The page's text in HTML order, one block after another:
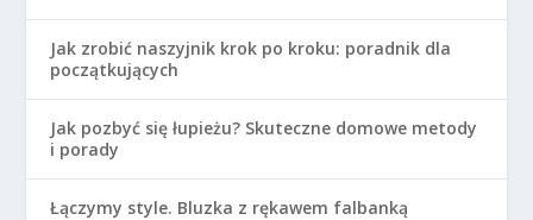
Jak zrobić naszyjnik krok po kroku: poradnik dla
początkujących
Jak pozbyć się łupieżu? Skuteczne domowe metody
i porady
Łączymy style. Bluzka z rękawem falbanką